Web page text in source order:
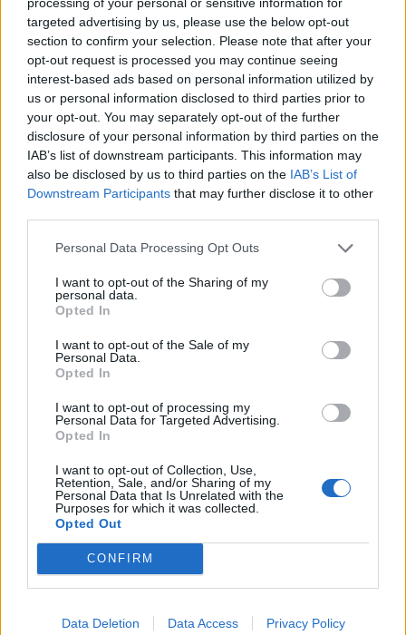
targeted advertising by us, please use the below opt-out
section to confirm your selection. Please note that after your
opt-out request is processed you may continue seeing
interest-based ads based on personal information utilized by
us or personal information disclosed to third parties prior to
your opt-out. You may separately opt-out of the further
disclosure of your personal information by third parties on the
IAB’s list of downstream participants. This information may
also be disclosed by us to third parties on the IAB’s List of
Downstream Participants that may further disclose it to other
Personal Data Processing Opt Outs
I want to opt-out of the Sharing of my
personal data.
Opted In
I want to opt-out of the Sale of my
Personal Data.
Opted In
I want to opt-out of processing my
Personal Data for Targeted Advertising.
Opted In
I want to opt-out of Collection, Use,
Retention, Sale, and/or Sharing of my
Personal Data that Is Unrelated with the
Purposes for which it was collected.
Opted Out
CONFIRM
Data Deletion Data Access Privacy Policy
οποίων ασκήθηκε δίωξη για ελευθέρωση
κρατουμένου, ορίστηκε δικάσιμος και αφέθηκαν
ελεύθεροι.
Αγρίνιο δραπέτης Ελληνική Αστυνομία - ΕΛΑΣ
ΠΡΟΗΓΟΎΜΕΝΟ ΆΡΘΡΟ
Euroleague: Οι διαιτητές
Άλμπα
ΕΠΌΜΕΝΟ ΆΡΘΡΟ
Κολωνός: Ελεύθερος ο
συλληφθεί
Μπορεί επίσης να σε ενδιαφέρει
Kυκλοφοριακές
ρυθμίσεις το
απόγευμα στα νότια
προάστια της Αθήνας
λόγω διεξαγωγής…
ΕΛΑΣ: Βρέθηκαν
σε δασική περιοχή της
ΑΣΤΥΝΟΜΊΑ ΑΣΤΥΝΟΜΊΑ